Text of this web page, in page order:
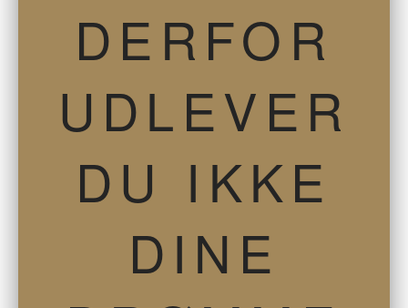
DERFOR
UDLEVER
DU IKKE
DINE